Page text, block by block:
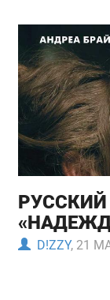
D!ZZY, 21